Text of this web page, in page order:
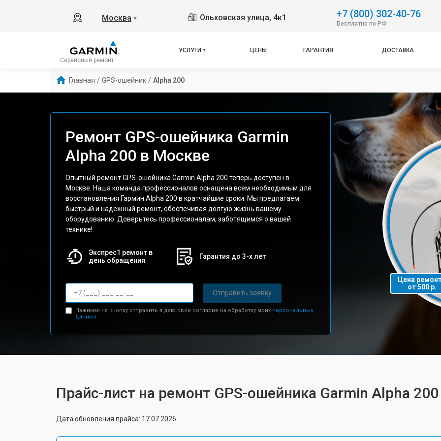
Москва ▼ Ольховская улица, 4к1 +7 (800) 302-40-76
Бесплатно по РФ
Сервисный ремонт
УСЛУГИ ЦЕНЫ ГАРАНТИЯ ДОСТАВКА
Главная / GPS-ошейник / Alpha 200
Ремонт GPS-ошейника Garmin
Alpha 200 в Москве
Опытный ремонт GPS-ошейника Garmin Alpha 200 теперь доступен в
Москве. Наша команда профессионалов оснащена всем необходимым для
восстановления Гармин Alpha 200 в кратчайшие сроки. Мы предлагаем
быстрый и надежный ремонт, обеспечивая долгую жизнь вашему
оборудованию. Доверьтесь профессионалам, заботящимся о вашей
технике!
Экспрес1 ремонт в
день обращения
Гарантия до 3-х лет
Отправить заявку
Нажимая на кнопку отправить я даю свое согласие на обработку моих персональных
данных.
Цена
от 500 р.
Прайс-лист на ремонт GPS-ошейника Garmin Alpha 200
Дата обновления прайса: 17.07.2026